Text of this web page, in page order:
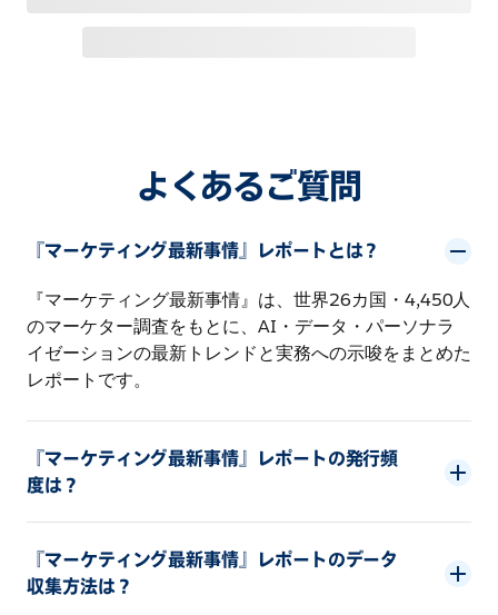
よくあるご質問
『マーケティング最新事情』レポートとは？
『マーケティング最新事情』は、世界26カ国・4,450人
のマーケター調査をもとに、AI・データ・パーソナラ
イゼーションの最新トレンドと実務への示唆をまとめた
レポートです。
『マーケティング最新事情』レポートの発行頻
度は？
『マーケティング最新事情』レポートのデータ
収集方法は？